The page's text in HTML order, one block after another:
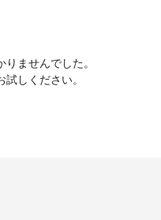
ませんでした。
しください。